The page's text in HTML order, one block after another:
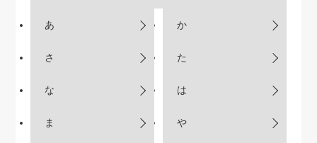
あ か
さ た
な は
ま や